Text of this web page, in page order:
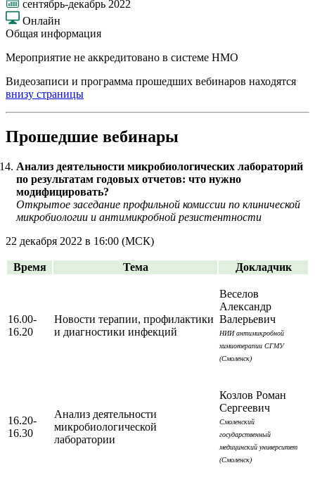
сентябрь-декабрь 2022
Онлайн
Общая информация
Мероприятие не аккредитовано в системе НМО
Видеозаписи и программа прошедших вебинаров находятся
внизу страницы
Прошедшие вебинары
Анализ деятельности микробиологических лабораторий
по результатам годовых отчетов: что нужно
модифицировать?
Открытое заседание профильной комиссии по клинической
микробиологии и антимикробной резистентности
22 декабря 2022 в 16:00 (МСК)
Время Тема Докладчик
16.00-
16.20
Новости терапии, профилактики
и диагностики инфекций
Веселов
Александр
Валерьевич
НИИ антимикробной
химиотерапии СГМУ
(Смоленск)
16.20-
16.30
Анализ деятельности
микробиологической
лаборатории
Козлов Роман
Сергеевич
Смоленский
государственный
медицинский университет
(Смоленск)